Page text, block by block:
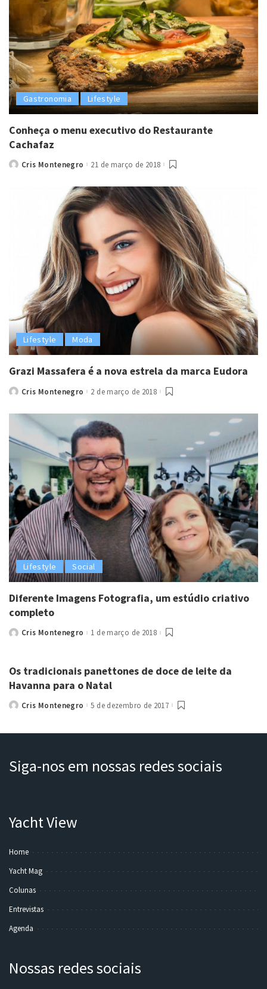
Gastronomia Lifestyle
Conheça o menu executivo do Restaurante
Cachafaz
PostedCris Montenegro 21 de março de 2018
Lifestyle Moda
Grazi Massafera é a nova estrela da marca Eudora
PostedCris Montenegro 2 de março de 2018
Lifestyle Social
Diferente Imagens Fotografia, um estúdio criativo
completo
PostedCris Montenegro 1 de março de 2018
Os tradicionais panettones de doce de leite da
Havanna para o Natal
PostedCris Montenegro 5 de dezembro de 2017
Siga-nos em nossas redes sociais
Yacht View
Home
Yacht Mag
Colunas
Entrevistas
Agenda
Nossas redes sociais